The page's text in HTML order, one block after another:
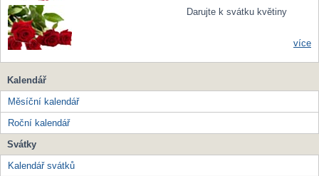
Darujte k svátku květiny
více
Kalendář
Měsíční kalendář
Roční kalendář
Svátky
Kalendář svátků